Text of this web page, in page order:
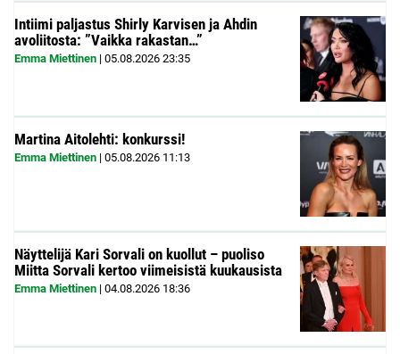
Intiimi paljastus Shirly Karvisen ja Ahdin
avoliitosta: ”Vaikka rakastan…”
Emma Miettinen | 05.08.2026 23:35
Martina Aitolehti: konkurssi!
Emma Miettinen | 05.08.2026 11:13
Näyttelijä Kari Sorvali on kuollut – puoliso
Miitta Sorvali kertoo viimeisistä kuukausista
Emma Miettinen | 04.08.2026 18:36